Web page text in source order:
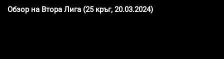
Обзор на Втора Лига (25 кръг, 20.03.2024)